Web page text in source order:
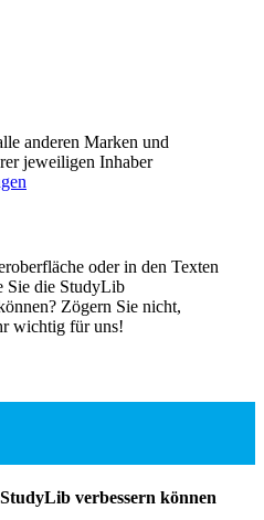
anderen Marken und
jeweiligen Inhaber
oder in den Texten
Sie die StudyLib
Zögern Sie nicht,
wichtig für uns!
verbessern können